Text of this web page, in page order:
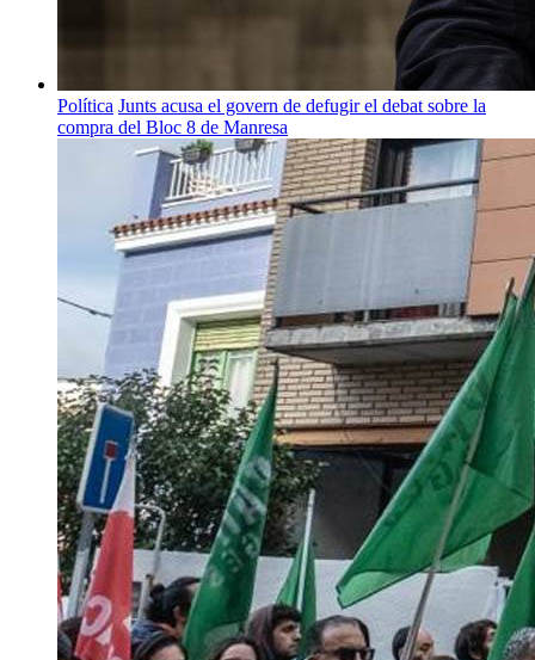
Política Junts acusa el govern de defugir el debat sobre la
compra del Bloc 8 de Manresa